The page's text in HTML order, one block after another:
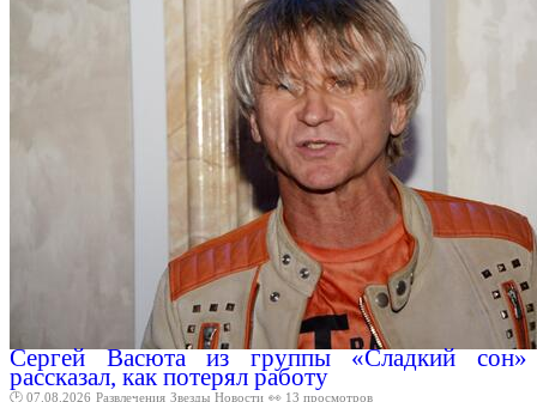
Сергей Васюта из группы «Сладкий сон»
рассказал, как потерял работу
🕑 07.08.2026 Развлечения Звезды Новости 👀 13 просмотров